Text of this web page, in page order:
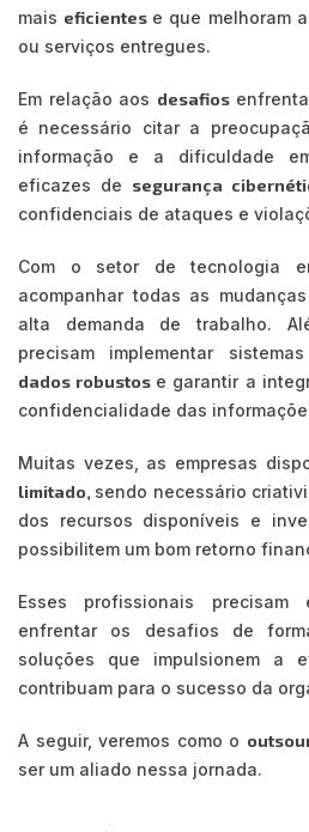
mais eficientes e que melhoram a
ou serviços entregues.
Em relação aos desafios
é necessário citar a
informação e a dificuldade
eficazes de segurança
confidenciais de ataques e
Com o setor de tecnologia
acompanhar todas as
alta demanda de trabalho.
precisam implementar
dados robustos e garantir a
confidencialidade das
Muitas vezes, as empresas
limitado, sendo necessário
dos recursos disponíveis e
possibilitem um bom retorno
Esses profissionais precisam
enfrentar os desafios de
soluções que impulsionem a
contribuam para o sucesso da
A seguir, veremos como o
ser um aliado nessa jornada.